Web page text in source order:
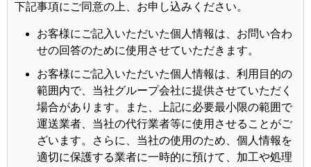
下記事項にご同意の上、お申し込みください。
お客様にご記入いただいた個人情報は、お問い合わ
せの回答のために使用させていただきます。
お客様にご記入いただいた個人情報は、利用目的の
範囲内で、当社グループ会社に提供させていただく
場合があります。また、上記に必要最小限の範囲で
運送業者、当社の代行業者等に使用させることがご
ざいます。さらに、当社の使用のため、個人情報を
適切に保護する業者に一時的に預けて、加工や処理